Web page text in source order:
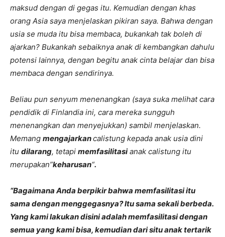
maksud dengan di gegas itu. Kemudian dengan khas
orang Asia saya menjelaskan pikiran saya. Bahwa dengan
usia se muda itu bisa membaca, bukankah tak boleh di
ajarkan? Bukankah sebaiknya anak di kembangkan dahulu
potensi lainnya, dengan begitu anak cinta belajar dan bisa
membaca dengan sendirinya.
Beliau pun senyum menenangkan (saya suka melihat cara
pendidik di Finlandia ini, cara mereka sungguh
menenangkan dan menyejukkan) sambil menjelaskan.
Memang mengajarkancalistung kepada anak usia dini
itu dilarang, tetapi memfasilitasianak calistung itu
merupakan”keharusan“.
“Bagaimana Anda berpikir bahwa memfasilitasi itu
sama dengan menggegasnya? Itu sama sekali berbeda.
Yang kami lakukan disini adalah memfasilitasi dengan
semua yang kami bisa, kemudian dari situ anak tertarik